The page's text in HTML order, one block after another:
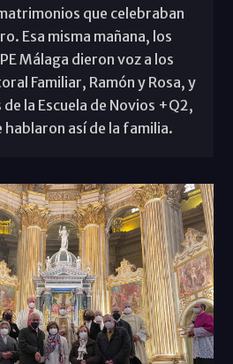
que celebraban
Esa misma mañana, los
Málaga dieron voz a los
Familiar, Ramón y Rosa, y
la Escuela de Novios +Q2,
hablaron así de la familia.